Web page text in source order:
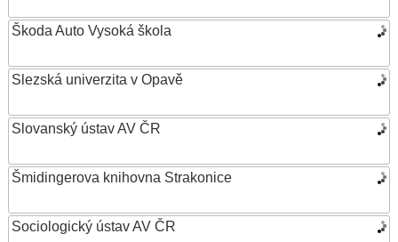
Škoda Auto Vysoká škola
Slezská univerzita v Opavě
Slovanský ústav AV ČR
Šmidingerova knihovna Strakonice
Sociologický ústav AV ČR